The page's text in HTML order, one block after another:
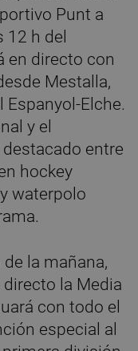
Punt a
12 h del
en directo con
Mestalla,
Espanyol-Elche.
y el
entre
hockey
waterpolo
la mañana,
la Media
con todo el
especial al